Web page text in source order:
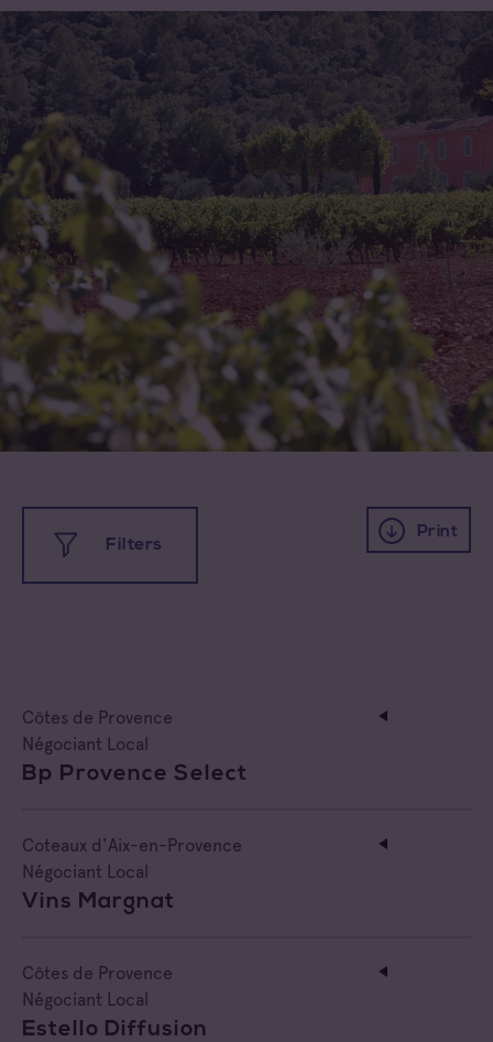
Filters
Print
Coteaux d'Aix-en-Provence
Coteaux Varois en Provence
Côtes de Provence Fréjus
Côtes de Provence Notre Dame des Anges
All families
Cave coopérative
Cave particulière
Négoce vinificateur
Négociant Etranger
Côtes de Provence
Négociant Local
Bp Provence Select
Coteaux d'Aix-en-Provence
Négociant Local
Vins Margnat
Côtes de Provence
Négociant Local
Estello Diffusion